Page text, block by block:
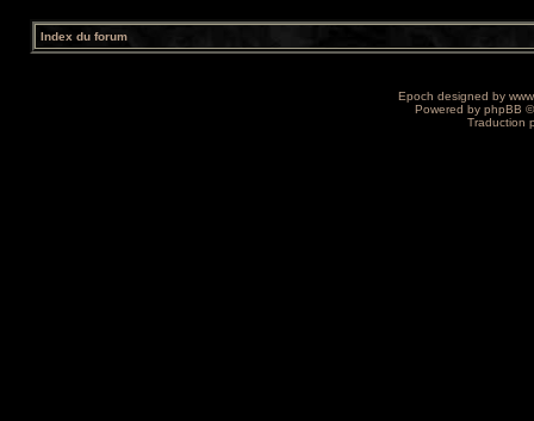
Index du forum
Epoch designed by
Powered by phpBB
Traduction